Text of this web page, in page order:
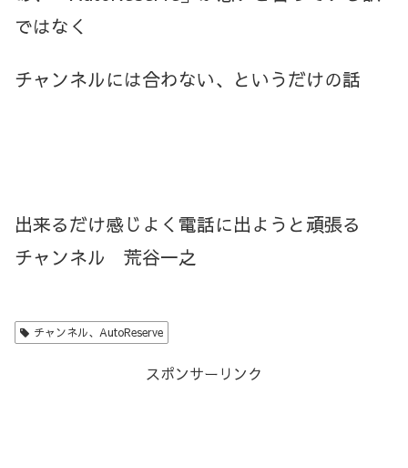
ではなく
チャンネルには合わない、というだけの話
出来るだけ感じよく電話に出ようと頑張る
チャンネル 荒谷一之
チャンネル、AutoReserve
スポンサーリンク